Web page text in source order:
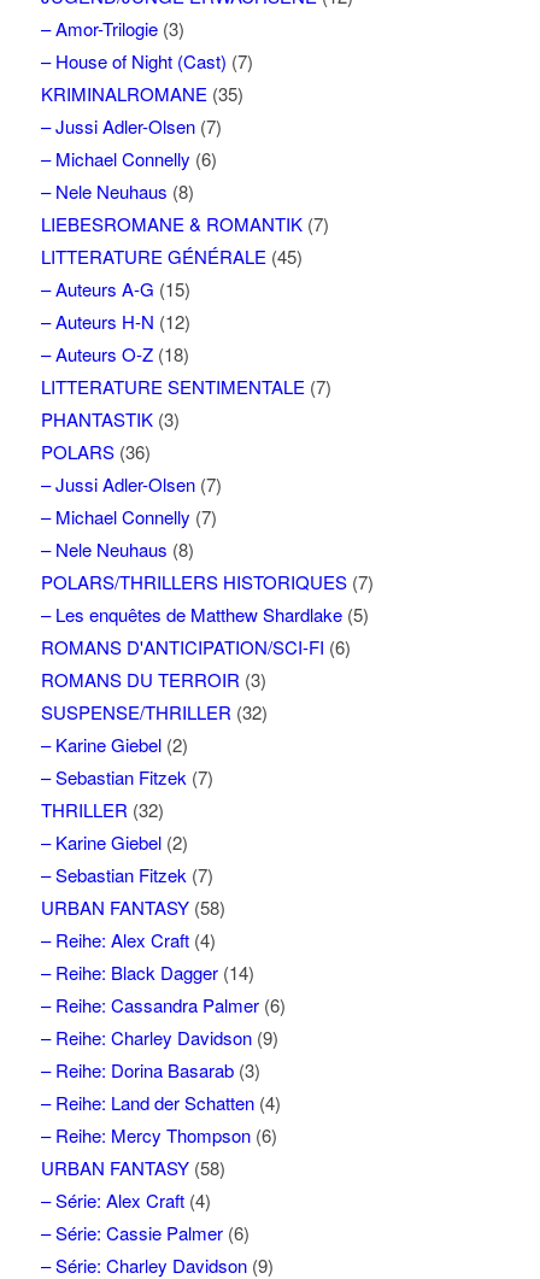
– Amor-Trilogie(3)
– House of Night (Cast) (7)
KRIMINALROMANE (35)
– Jussi Adler-Olsen(7)
– Michael Connelly (6)
– Nele Neuhaus (8)
LIEBESROMANE & ROMANTIK(7)
LITTERATURE GÉNÉRALE (45)
– Auteurs A-G (15)
– Auteurs H-N (12)
– Auteurs O-Z(18)
LITTERATURE SENTIMENTALE (7)
PHANTASTIK(3)
POLARS(36)
– Jussi Adler-Olsen(7)
– Michael Connelly (7)
– Nele Neuhaus (8)
POLARS/THRILLERS HISTORIQUES(7)
– Les enquêtes de Matthew Shardlake(5)
ROMANS D'ANTICIPATION/SCI-FI (6)
ROMANS DU TERROIR (3)
SUSPENSE/THRILLER (32)
– Karine Giebel(2)
– Sebastian Fitzek (7)
THRILLER (32)
– Karine Giebel(2)
– Sebastian Fitzek (7)
URBAN FANTASY(58)
– Reihe: Alex Craft(4)
– Reihe: Black Dagger(14)
– Reihe: Cassandra Palmer(6)
– Reihe: Charley Davidson(9)
– Reihe: Dorina Basarab(3)
– Reihe: Land der Schatten(4)
– Reihe: Mercy Thompson(6)
URBAN FANTASY(58)
– Série: Alex Craft(4)
– Série: Cassie Palmer(6)
– Série: Charley Davidson(9)